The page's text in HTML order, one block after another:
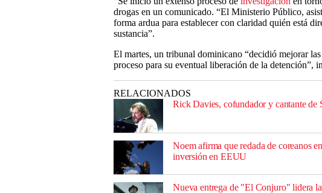
drogas en un comunicado. “El Ministerio Público,
forma ardua para establecer con claridad quién está
sustancia”.
El martes, un tribunal dominicano “decidió mejorar
proceso para su eventual liberación de la detención”,
RELACIONADOS
Rick Davies, cofundador y cantante de
Noem afirma que redada de coreanos
inversión en EEUU
Nueva entrega de "El Conjuro" lidera